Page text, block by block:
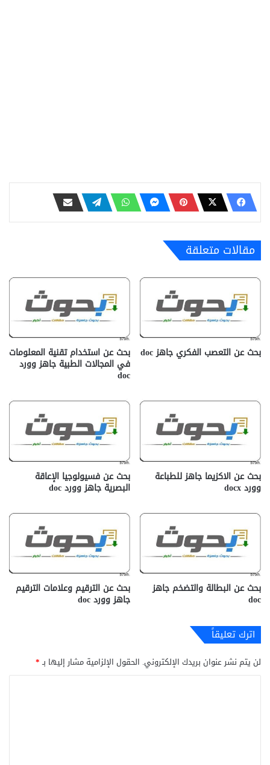
مقالات متعلقة
بحث عن التعصب الفكري جاهز doc‎ بحث عن استخدام تقنية المعلومات
في المجالات الطبية جاهز وورد
doc
بحث عن الاكزيما جاهز للطباعة
وورد docx‎
بحث عن فسيولوجيا الإعاقة
البصرية جاهز وورد doc
بحث عن البطالة والتضخم جاهز
doc‎
بحث عن الترقيم وعلامات الترقيم
جاهز وورد doc
اترك تعليقاً
لن يتم نشر عنوان بريدك الإلكتروني. الحقول الإلزامية مشار إليها بـ*